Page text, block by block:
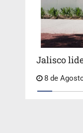
Jalisco
8 de